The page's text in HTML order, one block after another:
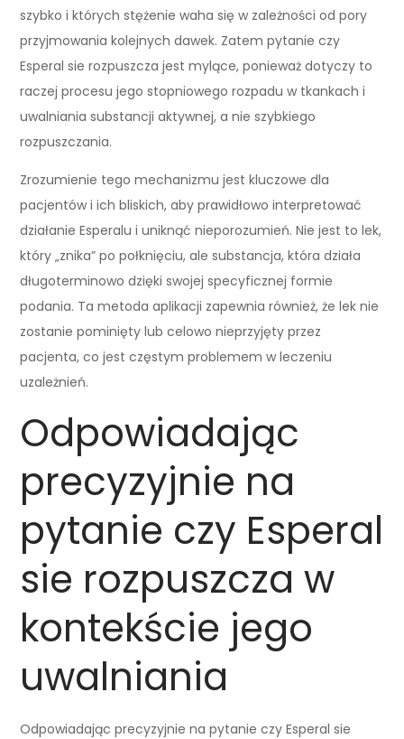
szybko i których stężenie waha się w zależności od pory
przyjmowania kolejnych dawek. Zatem pytanie czy
Esperal sie rozpuszcza jest mylące, ponieważ dotyczy to
raczej procesu jego stopniowego rozpadu w tkankach i
uwalniania substancji aktywnej, a nie szybkiego
rozpuszczania.
Zrozumienie tego mechanizmu jest kluczowe dla
pacjentów i ich bliskich, aby prawidłowo interpretować
działanie Esperalu i uniknąć nieporozumień. Nie jest to lek,
który „znika” po połknięciu, ale substancja, która działa
długoterminowo dzięki swojej specyficznej formie
podania. Ta metoda aplikacji zapewnia również, że lek nie
zostanie pominięty lub celowo nieprzyjęty przez
pacjenta, co jest częstym problemem w leczeniu
uzależnień.
Odpowiadając
precyzyjnie na
pytanie czy Esperal
sie rozpuszcza w
kontekście jego
uwalniania
Odpowiadając precyzyjnie na pytanie czy Esperal sie